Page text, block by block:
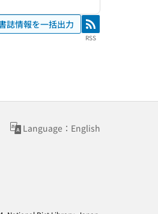
誌情報を一括出力 RSS
RSS
Language：English